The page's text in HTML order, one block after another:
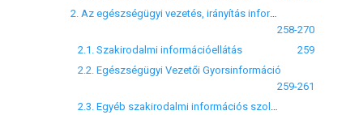
2. Az egészségügyi vezetés, irányítás információigénye
258-270
2.1. Szakirodalmi információellátás
259
2.2. Egészségügyi Vezetői Gyorsinformáció
259-261